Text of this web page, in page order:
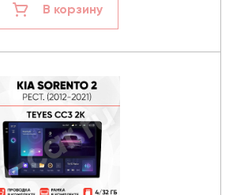
В корзину